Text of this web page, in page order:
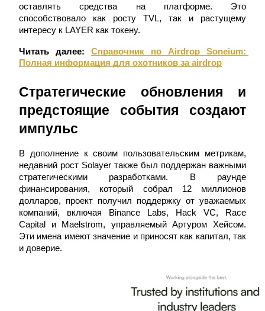
Анализ больших данных, включая торговую информацию
и т. д.
Руководство для начинающих по фьючерсам
Узнайте, как оставаться прибыльным
оставлять средства на платформе. Это
способствовало как росту TVL, так и растущему
интересу к LAYER как токену.
Читать далее:
Справочник по Airdrop Soneium:
Полная информация для охотников за airdrop
Стратегические обновления и
предстоящие события создают
импульс
В дополнение к своим пользовательским метрикам,
недавний рост Solayer также был поддержан важными
стратегическими разработками. В раунде
финансирования, который собрал 12 миллионов
долларов, проект получил поддержку от уважаемых
компаний, включая Binance Labs, Hack VC, Race
Capital и Maelstrom, управляемый Артуром Хейсом.
Эти имена имеют значение и приносят как капитал, так
и доверие.